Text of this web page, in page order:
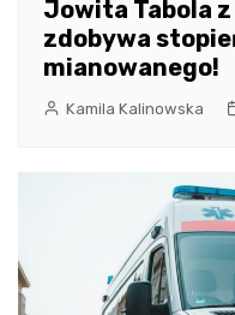
Jowita Tabola z
zdobywa
mianowanego!
Kamila Kalinowska